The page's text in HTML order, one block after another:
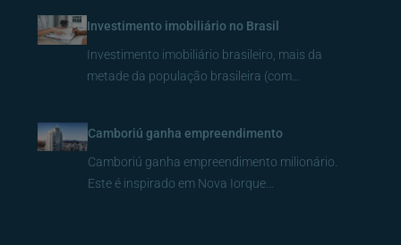
Investimento imobiliário no Brasil
Investimento imobiliário brasileiro, mais da
metade da população brasileira (com…
Camboriú ganha empreendimento
Camboriú ganha empreendimento milionário.
Este é inspirado em Nova Iorque…